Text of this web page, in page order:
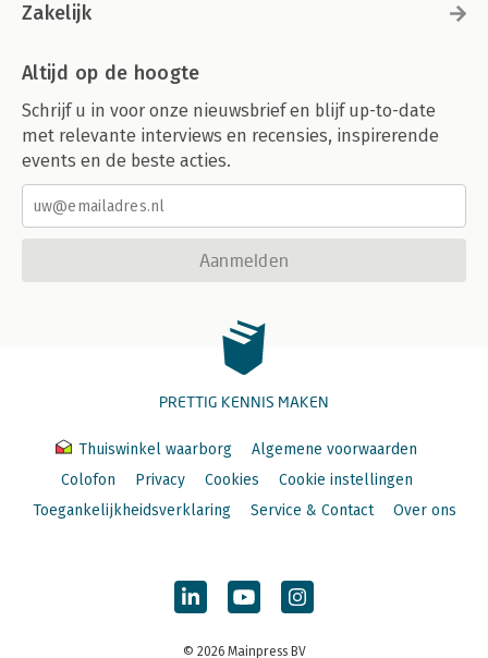
Zakelijk
Altijd op de hoogte
Schrijf u in voor onze nieuwsbrief en blijf up-to-date
met relevante interviews en recensies, inspirerende
events en de beste acties.
Aanmelden
PRETTIG KENNIS MAKEN
Thuiswinkel waarborg
Algemene voorwaarden
Colofon
Privacy Cookies
Cookie instellingen
Toegankelijkheidsverklaring
Service & Contact Over ons
© 2026 Mainpress BV